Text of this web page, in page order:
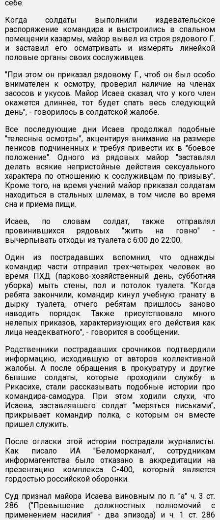
себе.
Когда солдаты выполнили издевательское
распоряжение командира и выстроились в спальном
помещении казармы, майор вывел из строя рядового Г.
и заставил его осматривать и измерять линейкой
половые органы своих сослуживцев.
"При этом он приказал рядовому Г., чтоб он был особо
внимателен к осмотру, проверил наличие на членах
засосов и укусов. Майор Исаев сказал, что у кого член
окажется длиннее, тот будет спать весь следующий
день", - говорилось в солдатской жалобе.
Все последующие дни Исаев продолжал подобные
"телесные осмотры", акцентируя внимание на размере
пенисов подчиненных и требуя привести их в "боевое
положение". Одного из рядовых майор "заставлял
делать всякие непристойные действия сексуального
характера по отношению к сослуживцам по призыву".
Кроме того, на время учений майор приказал солдатам
находиться в стальных шлемах, в том числе во время
сна и приема пищи.
Исаев, по словам солдат, также отправлял
провинившихся рядовых "жить на говно" -
вычерпывать отходы из туалета с 6:00 до 22:00.
Один из пострадавших вспомнил, что однажды
командир части отправил трех-четырех человек во
время ПХД (парково-хозяйственный день, субботняя
уборка) мыть стены, пол и потолок туалета. "Когда
ребята закончили, командир кинул учебную гранату в
дырку туалета, отчего ребятам пришлось заново
наводить порядок. Также присутствовало много
нелепых приказов, характеризующих его действия как
лица неадекватного", - говорится в сообщении.
Родственники пострадавших срочников подтвердили
информацию, исходившую от авторов коллективной
жалобы. А после обращения в прокуратуру и другие
бывшие солдаты, которые проходили службу в
Рикасихе, стали рассказывать подобные истории про
командира-самодура. При этом ходили слухи, что
Исаева, заставлявшего солдат "меряться письками",
прикрывает командир полка, с которым он вместе
пришел служить.
После огласки этой истории пострадали журналисты.
Как писало ИА "Беломорканал", сотрудникам
информагентства было отказано в аккредитации на
презентацию комплекса С-400, который является
гордостью российской оборонки.
Суд признал майора Исаева виновным по п. "а" ч. 3 ст.
286 ("Превышение должностных полномочий с
применением насилия" - два эпизода) и ч. 1 ст. 286